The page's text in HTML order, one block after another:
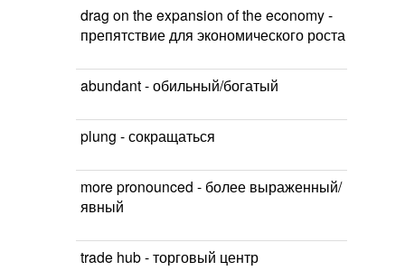
drag on the expansion of the economy -
препятствие для экономического роста
abundant - обильный/богатый
plung - сокращаться
more pronounced - более выраженный/
явный
trade hub - торговый центр